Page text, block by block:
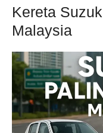
Kereta
Malaysia